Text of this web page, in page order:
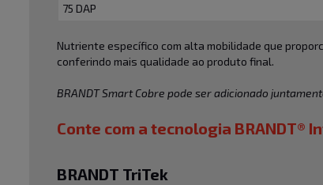
75 DAP
Nutriente específico com alta mobilidade que
conferindo mais qualidade ao produto final.
BRANDT Smart Cobre pode ser adicionado
Conte com a tecnologia BRANDT®
BRANDT TriTek